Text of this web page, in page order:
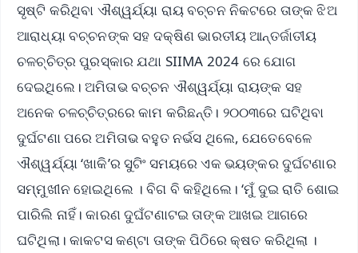
ସୃଷ୍ଟି କରିଥିବା ଐଶ୍ୱର୍ଯ୍ୟା ରାୟ ବଚ୍ଚନ ନିକଟରେ ତାଙ୍କ ଝିଅ
ଆରାଧ୍ୟା ବଚ୍ଚନଙ୍କ ସହ ଦକ୍ଷିଣ ଭାରତୀୟ ଆନ୍ତର୍ଜାତୀୟ
ଚଳଚ୍ଚିତ୍ର ପୁରସ୍କାର ଯଥା SIIMA 2024 ରେ ଯୋଗ
ଦେଇଥିଲେ। ଅମିତାଭ ବଚ୍ଚନ ଐଶ୍ୱର୍ଯ୍ୟା ରାୟଙ୍କ ସହ
ଅନେକ ଚଳଚ୍ଚିତ୍ରରେ କାମ କରିଛନ୍ତି। ୨୦୦୩ରେ ଘଟିଥିବା
ଦୁର୍ଘଟଣା ପରେ ଅମିତାଭ ବହୁତ ନର୍ଭସ ଥିଲେ, ଯେତେବେଳେ
ଐଶ୍ୱର୍ଯ୍ୟା ‘ଖାକି’ର ସୁଟିଂ ସମୟରେ ଏକ ଭୟଙ୍କର ଦୁର୍ଘଟଣାର
ସମ୍ମୁଖୀନ ହୋଇଥିଲେ । ବିଗ ବି କହିଥିଲେ। ‘ମୁଁ ଦୁଇ ରାତି ଶୋଇ
ପାରିଲି ନାହିଁ। କାରଣ ଦୁଘଁଟଣାଟଇ ତାଙ୍କ ଆଖଇ ଆଗରେ
ଘଟିଥିଲା। କାକଟସ କଣ୍ଟା ତାଙ୍କ ପିଠିରେ କ୍ଷତ କରିଥିଲା ।